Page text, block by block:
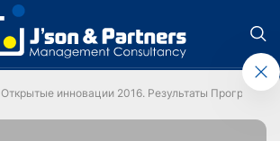
Открытые инновации 2016. Результаты Программ